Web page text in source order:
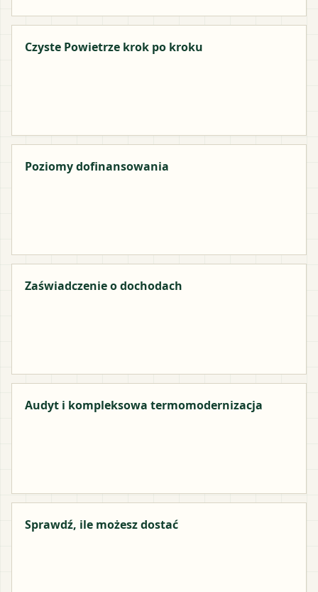
Czyste Powietrze krok po kroku
Poziomy dofinansowania
Zaświadczenie o dochodach
Audyt i kompleksowa termomodernizacja
Sprawdź, ile możesz dostać